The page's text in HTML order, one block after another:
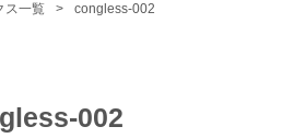
ス一覧 > congless-002
002